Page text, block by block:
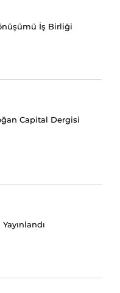
İş Birliği
Capital Dergisi